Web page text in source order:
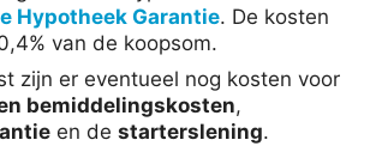
Hypotheek Garantie. De kosten
van de koopsom.
zijn er eventueel nog kosten voor
bemiddelingskosten,
en de starterslening.